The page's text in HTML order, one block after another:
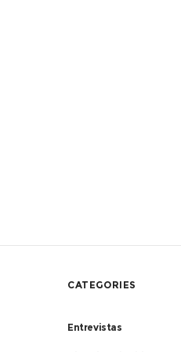
CATEGORIES
Entrevistas